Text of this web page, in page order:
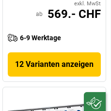
exkl. MwSt
ab 569.- CHF
6-9 Werktage
12 Varianten anzeigen